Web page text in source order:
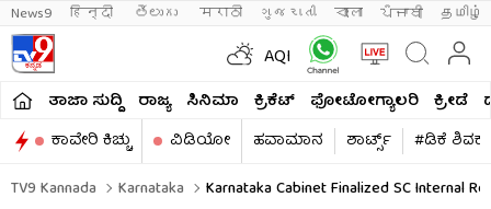
News9 हिन्दी తెలుగు मराठी ગુજરાતી বাংলা ਪੰਜਾਬੀ தமிழ்
AQI
ತಾಜಾ ಸುದ್ದಿ ರಾಜ್ಯ ಸಿನಿಮಾ ಕ್ರಿಕೆಟ್​ ಫೋಟೋಗ್ಯಾಲರಿ ಕ್ರೀಡೆ
ಕಾವೇರಿ ಕಿಚ್ಚು
ವಿಡಿಯೋ ಹವಾಮಾನ ಶಾರ್ಟ್ಸ್​
#ಡಿಕೆ
TV9 Kannada
Karnataka Karnataka Cabinet Finalized SC Internal